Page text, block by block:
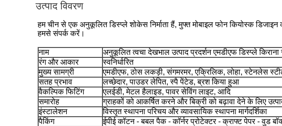
उत्पाद विवरण
हम चीन से एक अनुकूलित डिस्प्ले शोकेस निर्माता हैं, मुफ्त मोबाइल फोन कियोस्क
हमसे संपर्क करें।
नाम
अनुकूलित त्वचा देखभाल उत्पाद प्रदर्शन एमडीएफ डिस्प्ले किराना
रंग और आकार
स्वनिर्धारित
मुख्य सामग्री
एमडीएफ, ठोस लकड़ी, संगमरमर, एक्रिलिक, लोहा, स्टेनलेस
सतह प्रभाव
लच्छेदार, पाउडर लेपित, स्पै पेंटेड, ब्रश किया हुआ
वैकल्पिक फिटिंग
एलईडी, मेटल हैलाइड, पावर सेविंग लाइट, आदि
समारोह
ग्राहकों को आकर्षित करने और बिक्री को बढ़ावा देने के लिए
इंस्टालेशन
विस्तृत स्थापना परिचय और व्यावसायिक स्थापना मार्गदर्शिका
पैकिंग
ईपीई कॉटन - बबल पैक - कॉर्नर प्रोटेक्टर - क्राफ्ट पेपर - वुड